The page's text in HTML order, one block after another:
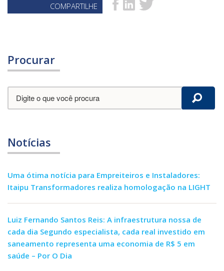
COMPARTILHE
Procurar
Notícias
Uma ótima notícia para Empreiteiros e Instaladores:
Itaipu Transformadores realiza homologação na LIGHT
Luiz Fernando Santos Reis: A infraestrutura nossa de
cada dia Segundo especialista, cada real investido em
saneamento representa uma economia de R$ 5 em
saúde – Por O Dia